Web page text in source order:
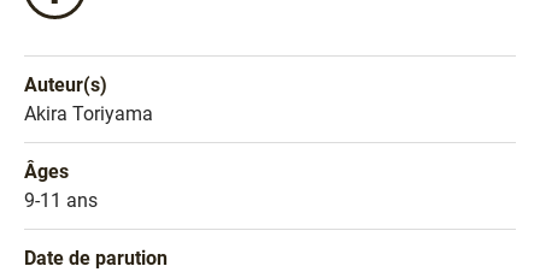
ce
Facebook
!
Auteur(s)
Nom de l'auteur
Akira Toriyama
Âges
Âges
9-11 ans
Date de parution